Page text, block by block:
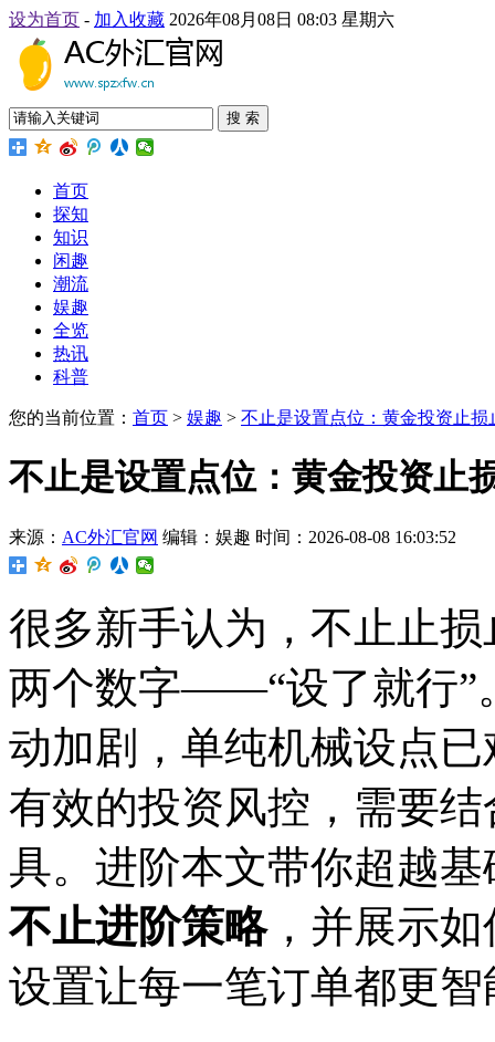
设为首页 - 加入收藏 2026年08月08日 08:03 星期六
搜 索
首页
探知
知识
闲趣
潮流
娱趣
全览
热讯
科普
您的当前位置： 首页 > 娱趣 > 不止是设置点位：黄金投资止损
不止是设置点位：黄金投资止
来源： AC外汇官网 编辑：娱趣 时间：2026-08-08 16:03:52
很多新手认为，不止止
两个数字——“设了就行”
动加剧，单纯机械设点
有效的投资风控，需要
具。进阶本文带你超越
不止进阶策略，并展示如
设置让每一笔订单都更